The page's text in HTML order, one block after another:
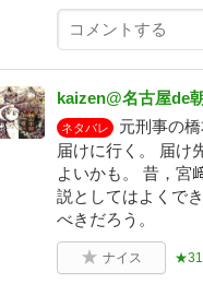
kaizen@名古屋de
ネタバレ
元刑事の
届けに行く。 届け
よいかも。 昔，宮
説としてはよくで
べきだろう。
ナイス ★31